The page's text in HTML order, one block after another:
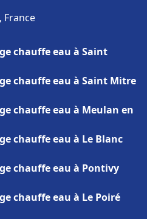
France
chauffe eau à Saint
chauffe eau à Saint Mitre
chauffe eau à Meulan en
chauffe eau à Le Blanc
chauffe eau à Pontivy
chauffe eau à Le Poiré